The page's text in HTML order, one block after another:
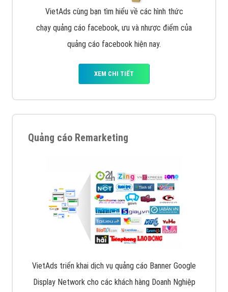
VietAds cùng bạn tìm hiểu về các hình thức
chạy quảng cáo facebook, ưu và nhược điểm của
quảng cáo facebook hiện nay.
XEM CHI TIẾT
Quảng cáo Remarketing
VietAds triển khai dịch vụ quảng cáo Banner Google
Display Network cho các khách hàng Doanh Nghiệp